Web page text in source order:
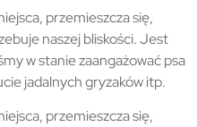
przemieszcza się,
naszej bliskości. Jest
w stanie zaangażować psa
jadalnych gryzaków itp.
przemieszcza się,